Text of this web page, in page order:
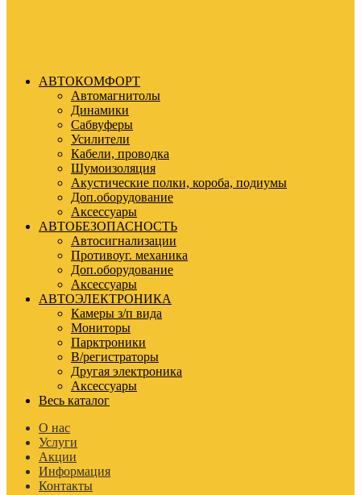
АВТОКОМФОРТ
Автомагнитолы
Динамики
Сабвуферы
Усилители
Кабели, проводка
Шумоизоляция
Акустические полки, короба, подиумы
Доп.оборудование
Аксессуары
АВТОБЕЗОПАСНОСТЬ
Автосигнализации
Противоуг. механика
Доп.оборудование
Аксессуары
АВТОЭЛЕКТРОНИКА
Камеры з/п вида
Мониторы
Парктроники
В/регистраторы
Другая электроника
Аксессуары
Весь каталог
О нас
Услуги
Акции
Информация
Контакты